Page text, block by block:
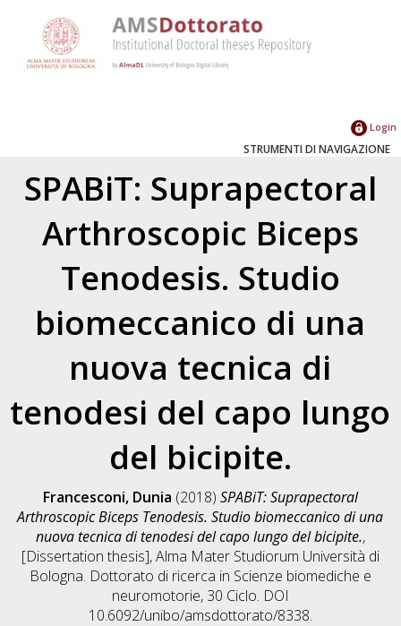
Login
STRUMENTI DI NAVIGAZIONE
SPABiT: Suprapectoral
Arthroscopic Biceps
Tenodesis. Studio
biomeccanico di una
nuova tecnica di
tenodesi del capo lungo
del bicipite.
Francesconi, Dunia (2018) SPABiT: Suprapectoral
Arthroscopic Biceps Tenodesis. Studio biomeccanico di una
nuova tecnica di tenodesi del capo lungo del bicipite.,
[Dissertation thesis], Alma Mater Studiorum Università di
Bologna. Dottorato di ricerca in Scienze biomediche e
neuromotorie, 30 Ciclo. DOI
10.6092/unibo/amsdottorato/8338.